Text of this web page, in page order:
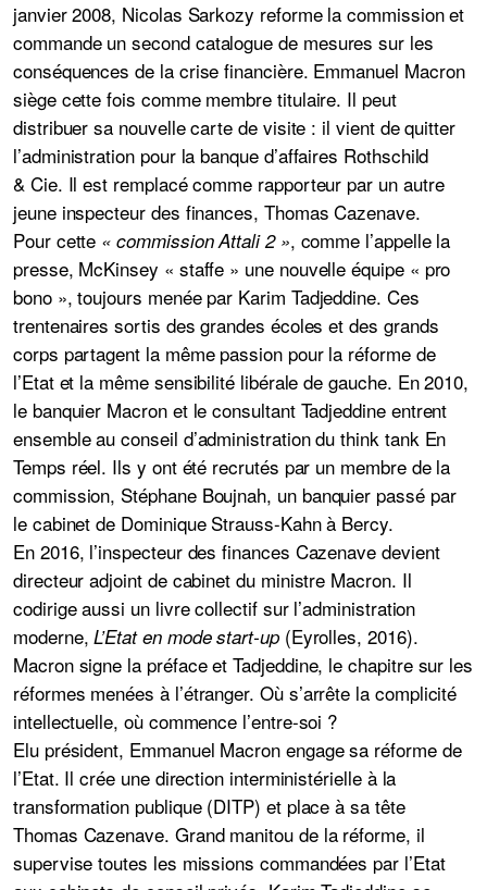
janvier 2008, Nicolas Sarkozy reforme la commission et
commande un second catalogue de mesures sur les
conséquences de la crise financière. Emmanuel Macron
siège cette fois comme membre titulaire. Il peut
distribuer sa nouvelle carte de visite : il vient de quitter
l’administration pour la banque d’affaires Rothschild
& Cie. Il est remplacé comme rapporteur par un autre
jeune inspecteur des finances, Thomas Cazenave.
Pour cette « commission Attali 2 », comme l’appelle la
presse, McKinsey « staffe » une nouvelle équipe « pro
bono », toujours menée par Karim Tadjeddine. Ces
trentenaires sortis des grandes écoles et des grands
corps partagent la même passion pour la réforme de
l’Etat et la même sensibilité libérale de gauche. En 2010,
le banquier Macron et le consultant Tadjeddine entrent
ensemble au conseil d’administration du think tank En
Temps réel. Ils y ont été recrutés par un membre de la
commission, Stéphane Boujnah, un banquier passé par
le cabinet de Dominique Strauss-Kahn à Bercy.
En 2016, l’inspecteur des finances Cazenave devient
directeur adjoint de cabinet du ministre Macron. Il
codirige aussi un livre collectif sur l’administration
moderne,L’Etat en mode start-up(Eyrolles, 2016).
Macron signe la préface et Tadjeddine, le chapitre sur les
réformes menées à l’étranger. Où s’arrête la complicité
intellectuelle, où commence l’entre-soi ?
Elu président, Emmanuel Macron engage sa réforme de
l’Etat. Il crée une direction interministérielle à la
transformation publique (DITP) et place à sa tête
Thomas Cazenave. Grand manitou de la réforme, il
supervise toutes les missions commandées par l’Etat